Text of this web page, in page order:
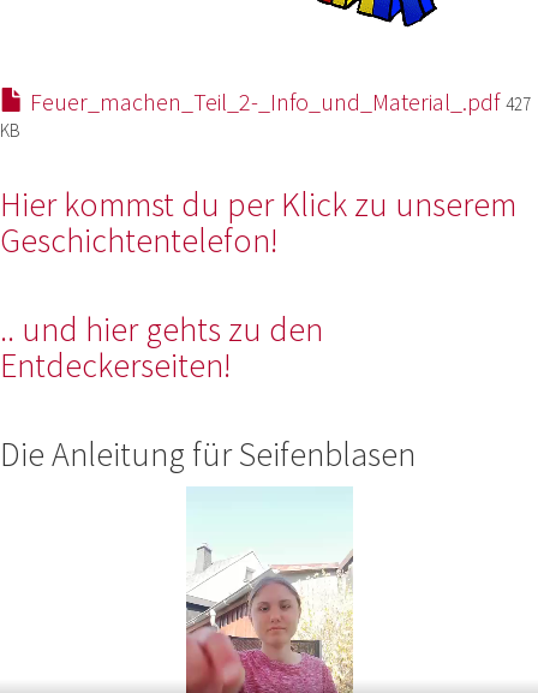
Feuer_machen_Teil_2-_Info_und_Material_.pdf 427
KB
Hier kommst du per Klick zu unserem
Geschichtentelefon!
.. und hier gehts zu den
Entdeckerseiten!
Die Anleitung für Seifenblasen